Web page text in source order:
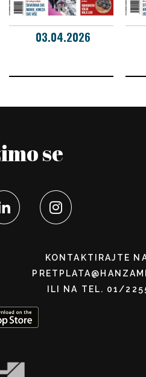
03.04.2026
se
KONTAKTIRAJTE
ILI NA TEL. 01/